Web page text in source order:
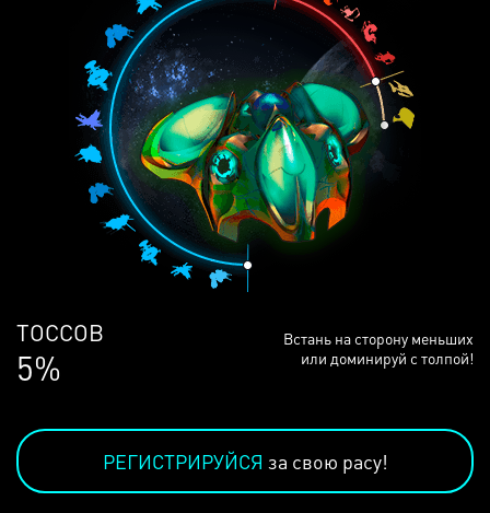
ЛЮДЕЙ
68%
Встань на сторону меньших
или доминируй с толпой!
РЕГИСТРИРУЙСЯ за свою расу!